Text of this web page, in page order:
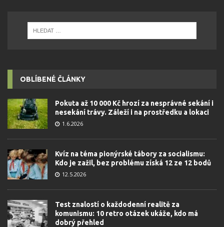
OBLÍBENÉ ČLÁNKY
Pokuta až 10 000 Kč hrozí za nesprávné sekání i
nesekání trávy. Záleží i na prostředku a lokaci
1.6.2026
Kvíz na téma pionýrské tábory za socialismu:
Kdo je zažil, bez problému získá 12 ze 12 bodů
12.5.2026
Test znalostí o každodenní realitě za
komunismu: 10 retro otázek ukáže, kdo má
dobrý přehled